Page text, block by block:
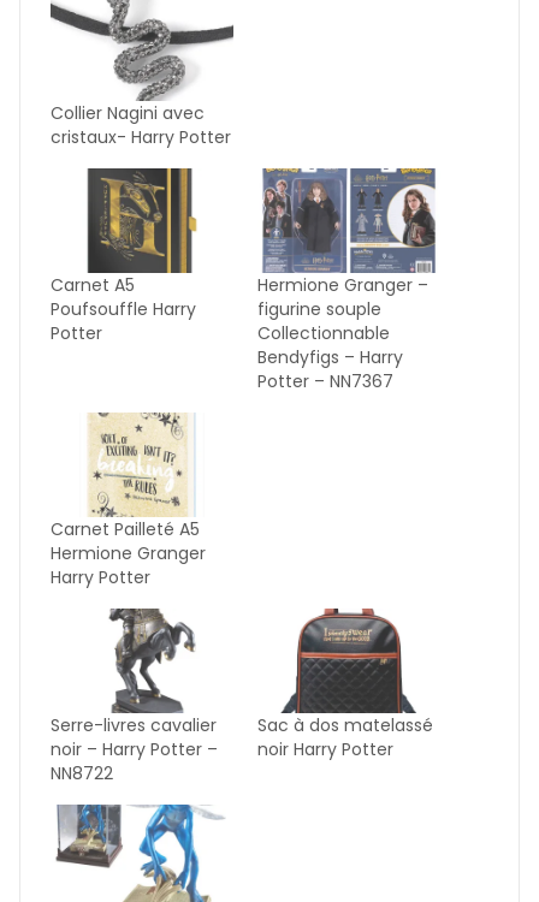
Collier Nagini avec
cristaux- Harry Potter
Carnet A5
Poufsouffle Harry
Potter
Hermione Granger –
figurine souple
Collectionnable
Bendyfigs – Harry
Potter – NN7367
Carnet Pailleté A5
Hermione Granger
Harry Potter
Serre-livres cavalier
noir – Harry Potter –
NN8722
Sac à dos matelassé
noir Harry Potter